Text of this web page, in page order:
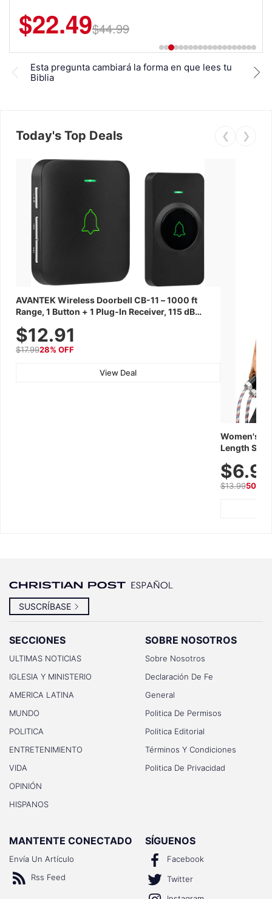
$22.49$44.99
Esta pregunta cambiará la forma en que lees tu
Biblia
Today's Top Deals ❮ ❯
AVANTEK Wireless Doorbell CB-11 – 1000 ft
Range, 1 Button + 1 Plug-In Receiver, 115 dB
Year Battery
$12.91
$17.9928% OFF
View Deal
Women's
Length
Summer
$13.9950%
SUSCRÍBASE
SECCIONES
ULTIMAS NOTICIAS
IGLESIA Y MINISTERIO
AMERICA LATINA
MUNDO
POLITICA
ENTRETENIMIENTO
VIDA
OPINIÓN
HISPANOS
SOBRE NOSOTROS
Sobre Nosotros
Declaración De Fe
General
Politica De Permisos
Politica Editorial
Términos Y Condiciones
Politica De Privacidad
MANTENTE CONECTADO
Envía Un Artículo
Rss Feed
SÍGUENOS
Facebook
Twitter